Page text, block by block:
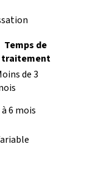
Temps de
traitement
de 3
à 6 mois